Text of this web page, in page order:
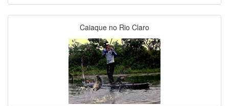
Caiaque no Rio Claro